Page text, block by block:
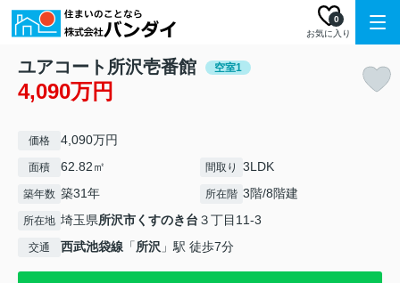
お気に入り
0
ユアコート所沢壱番館 空室1
4,090万円
価格 4,090万円
面積 62.82㎡ 間取り 3LDK
築年数 築31年 所在階 3階/8階建
所在地 埼玉県所沢市くすのき台 ３丁目11-3
交通 西武池袋線 「所沢 」駅 徒歩7分